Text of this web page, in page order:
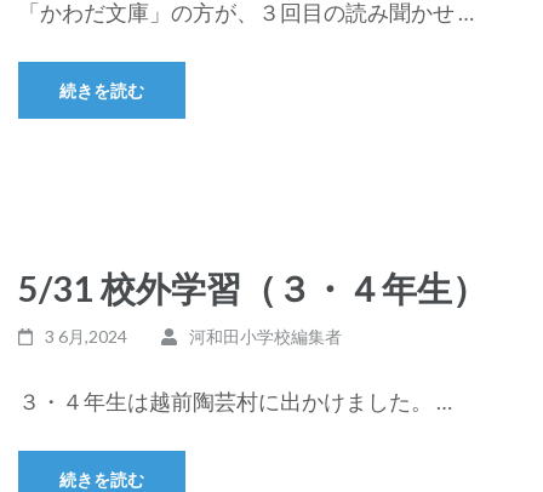
「かわだ文庫」の方が、３回目の読み聞かせ …
続きを読む
5/31 校外学習（３・４年生）
3 6月,2024 河和田小学校編集者
３・４年生は越前陶芸村に出かけました。 …
続きを読む